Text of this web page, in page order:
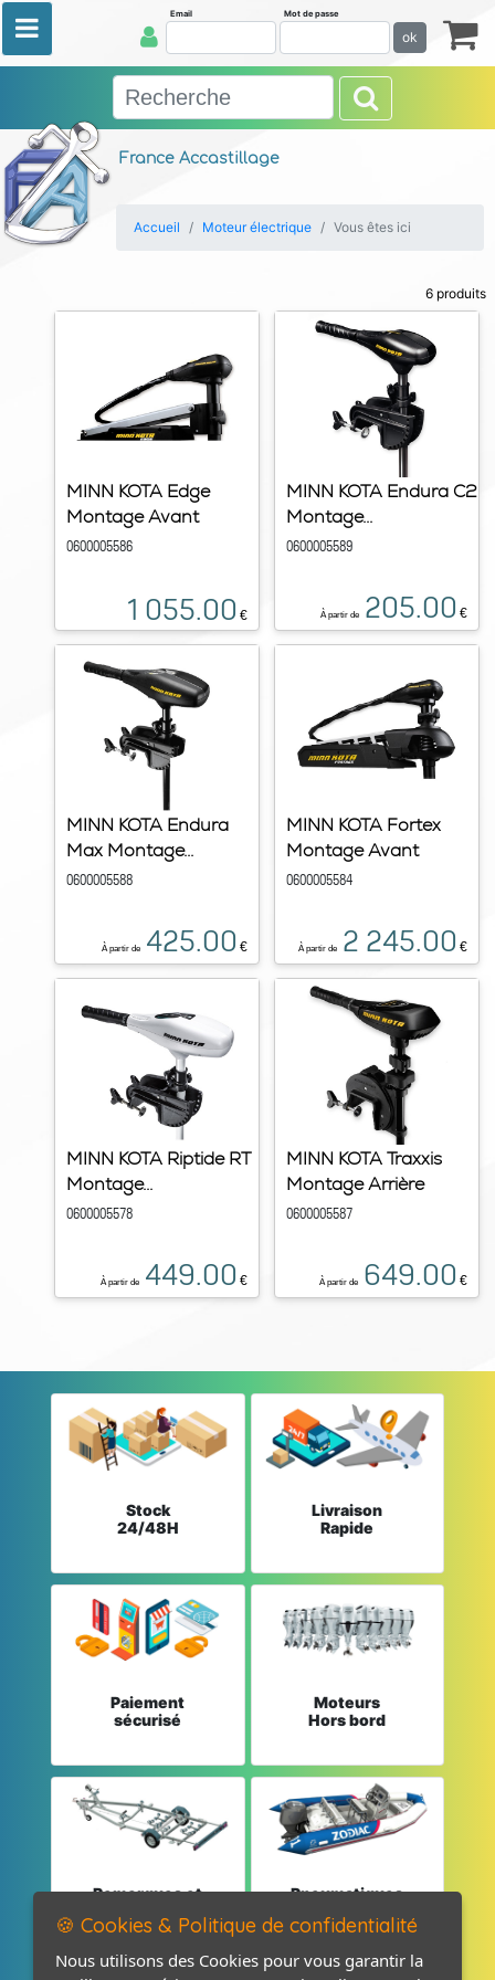
France Accastillage
Email Mot de passe
ok
Accueil Moteur électrique Vous êtes ici
6 produits
MINN KOTA Edge
Montage Avant
0600005586
1 055.00 €
MINN KOTA Endura C2
Montage...
0600005589
À partir de 205.00 €
MINN KOTA Endura
Max Montage...
0600005588
À partir de 425.00 €
MINN KOTA Fortex
Montage Avant
0600005584
À partir de 2 245.00 €
MINN KOTA Riptide RT
Montage...
0600005578
À partir de 449.00 €
MINN KOTA Traxxis
Montage Arrière
0600005587
À partir de 649.00 €
Stock
24/48H
Livraison
Rapide
Paiement
sécurisé
Moteurs
Hors bord
Remorques et
Pneumatiques
🍪 Cookies & Politique de confidentialité
Nous utilisons des Cookies pour vous garantir la